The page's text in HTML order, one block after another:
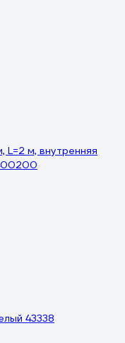
L=2 м, внутренняя
43338